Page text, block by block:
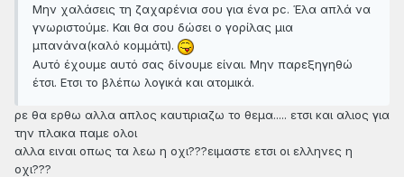
Μην χαλάσεις τη ζαχαρένια σου για ένα pc. Έλα απλά να
γνωριστούμε. Και θα σου δώσει ο γορίλας μια
μπανάνα(καλό κομμάτι).
Αυτό έχουμε αυτό σας δίνουμε είναι. Μην παρεξηγηθώ
έτσι. Ετσι το βλέπω λογικά και ατομικά.
ρε θα ερθω αλλα απλος καυτιριαζω το θεμα..... ετσι και αλιος για
την πλακα παμε ολοι
αλλα ειναι οπως τα λεω η οχι???ειμαστε ετσι οι ελληνες η
οχι???